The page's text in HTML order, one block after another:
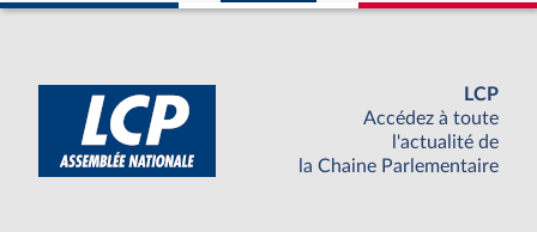
LCP
Accédez à toute
l'actualité de
la Chaine Parlementaire